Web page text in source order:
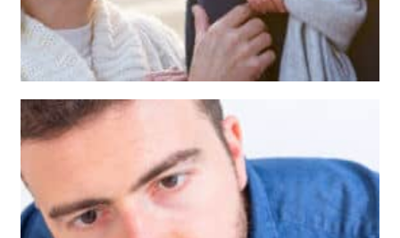
Wenn sich in deinem Körper bereits ein Mangel an
wichtigen Mineralien und Vitaminen bemerkbar
macht, dann ist es höchste Zeit zu handeln!
Weiterlesen